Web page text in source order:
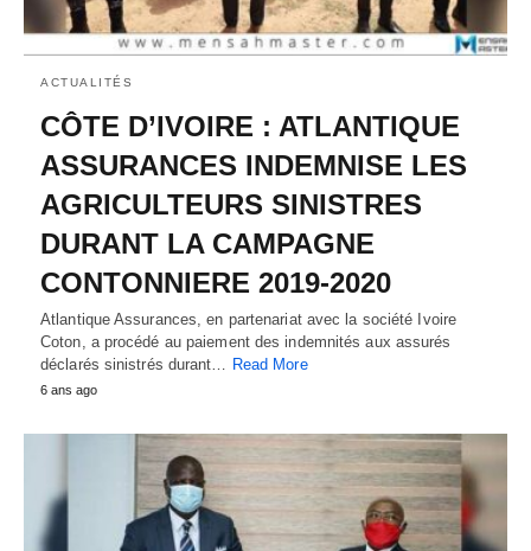
ACTUALITÉS
CÔTE D’IVOIRE : ATLANTIQUE
ASSURANCES INDEMNISE LES
AGRICULTEURS SINISTRES
DURANT LA CAMPAGNE
CONTONNIERE 2019-2020
Atlantique Assurances, en partenariat avec la société Ivoire
Coton, a procédé au paiement des indemnités aux assurés
déclarés sinistrés durant… Read More
6 ans ago